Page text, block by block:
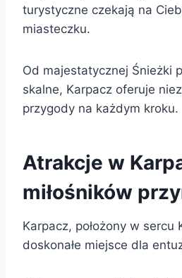
turystyczne czekają na
miasteczku.
Od majestatycznej Śnieżki
skalne, Karpacz oferuje
przygody na każdym kroku.
Atrakcje w
miłośników
Karpacz, położony w sercu
doskonałe miejsce dla